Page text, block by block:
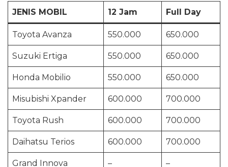
JENIS MOBIL 12 Jam Full Day
Toyota Avanza 550.000 650.000
Suzuki Ertiga 550.000 650.000
Honda Mobilio 550.000 650.000
Misubishi Xpander 600.000 700.000
Toyota Rush 600.000 700.000
Daihatsu Terios 600.000 700.000
Grand Innova – –